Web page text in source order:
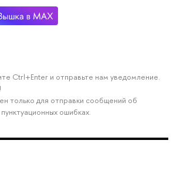
Ctrl+Enter и отправьте нам уведомление.
только для отправки сообщений об
ошибках.